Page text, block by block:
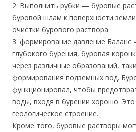
2. Выполнить рубки — буровые
буровой шлам к поверхности
очистки бурового раствора.
3. формирование давление Баланс
глубокого бурения, буровая
через различные образований,
формирования подземных вод.
функционировал, чтобы
воды, входя в бурении хорошо.
геологическое строение.
Кроме того, буровые растворы